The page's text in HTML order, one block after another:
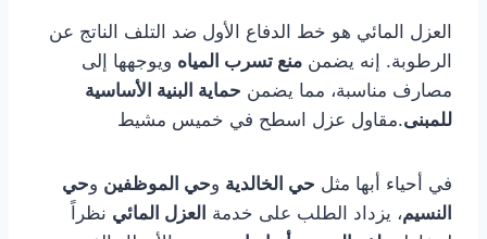
العزل المائي هو خط الدفاع الأول ضد التلف الناتج عن
الرطوبة. إنه يضمن منع تسرب المياه ويوجهها إلى
مصارف مناسبة، مما يضمن حماية البنية الأساسية
للمبنى.مقاول عزل اسطح في خميس مشيط
في أحياء أبها مثل حي الخالدية وحي الموظفين وحي
النسيم، يزداد الطلب على خدمة العزل المائي نظراً